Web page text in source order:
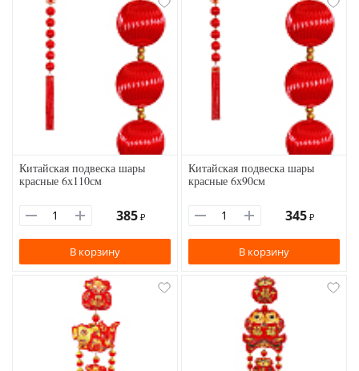
Китайская подвеска шары
красные 6х110см
385 ₽
В корзину
Китайская подвеска шары
красные 6х90см
345 ₽
В корзину